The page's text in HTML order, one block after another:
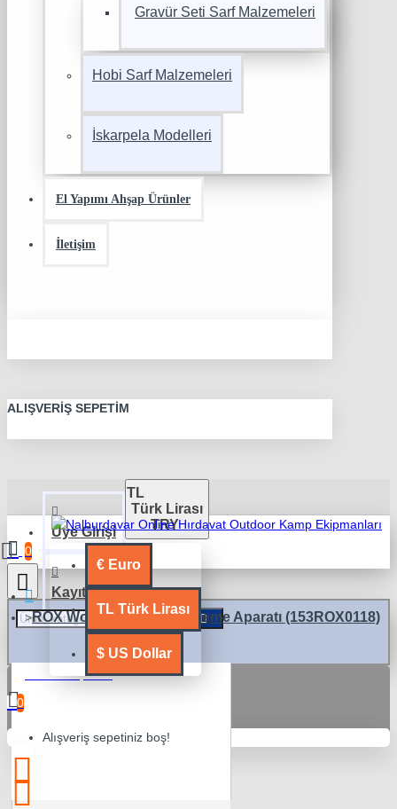
Gravür Seti Sarf Malzemeleri
Hobi Sarf Malzemeleri
İskarpela Modelleri
El Yapımı Ahşap Ürünler
İletişim
ALIŞVERIŞ SEPETIM
Üye Girişi
Kayıt Ol
TL
Türk Lirası
TRY
€ Euro
TL Türk Lirası
$ US Dollar
0
0 ürün - 0,00TL
0
Alışveriş sepetiniz boş!
ROX Wood Merkez İşaretleme Aparatı (153ROX0118)